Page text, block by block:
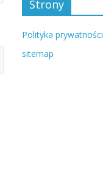
Strony
Polityka prywatności
sitemap